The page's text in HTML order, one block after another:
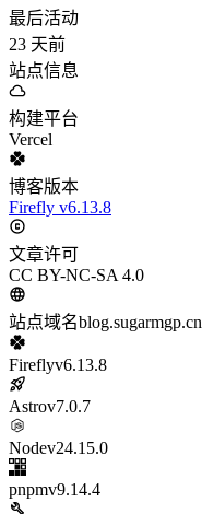
最后活动
23 天前
站点信息
构建平台
Vercel
博客版本
Firefly v6.13.8
文章许可
CC BY-NC-SA 4.0
站点域名blog.sugarmgp.cn
Fireflyv6.13.8
Astrov7.0.7
Nodev24.15.0
pnpmv9.14.4